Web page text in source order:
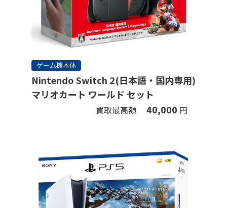
ゲーム機本体
Nintendo Switch 2(日本語・国内専用)
マリオカート ワールド セット
買取最高額 40,000 円